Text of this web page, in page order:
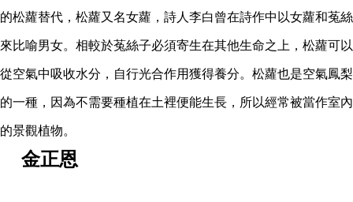
的松蘿替代，松蘿又名女蘿，詩人李白曾在詩作中以女蘿和菟絲
來比喻男女。相較於菟絲子必須寄生在其他生命之上，松蘿可以
從空氣中吸收水分，自行光合作用獲得養分。松蘿也是空氣鳳梨
的一種，因為不需要種植在土裡便能生長，所以經常被當作室內
的景觀植物。
金正恩